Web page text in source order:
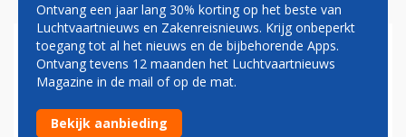
ANA VLIEGT DEZE WINTER
NIET OP BRUSSEL EN
DÜSSELDORF
Ontvang een jaar lang 30% korting op het beste van
Luchtvaartnieuws en Zakenreisnieuws. Krijg onbeperkt
toegang tot al het nieuws en de bijbehorende Apps.
Ontvang tevens 12 maanden het Luchtvaartnieuws
Magazine in de mail of op de mat.
Bekijk aanbieding